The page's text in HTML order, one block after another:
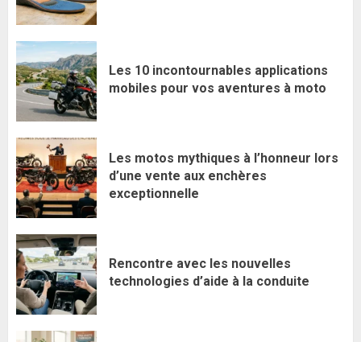
Les 10 incontournables applications
mobiles pour vos aventures à moto
Les motos mythiques à l’honneur lors
d’une vente aux enchères
exceptionnelle
Rencontre avec les nouvelles
technologies d’aide à la conduite